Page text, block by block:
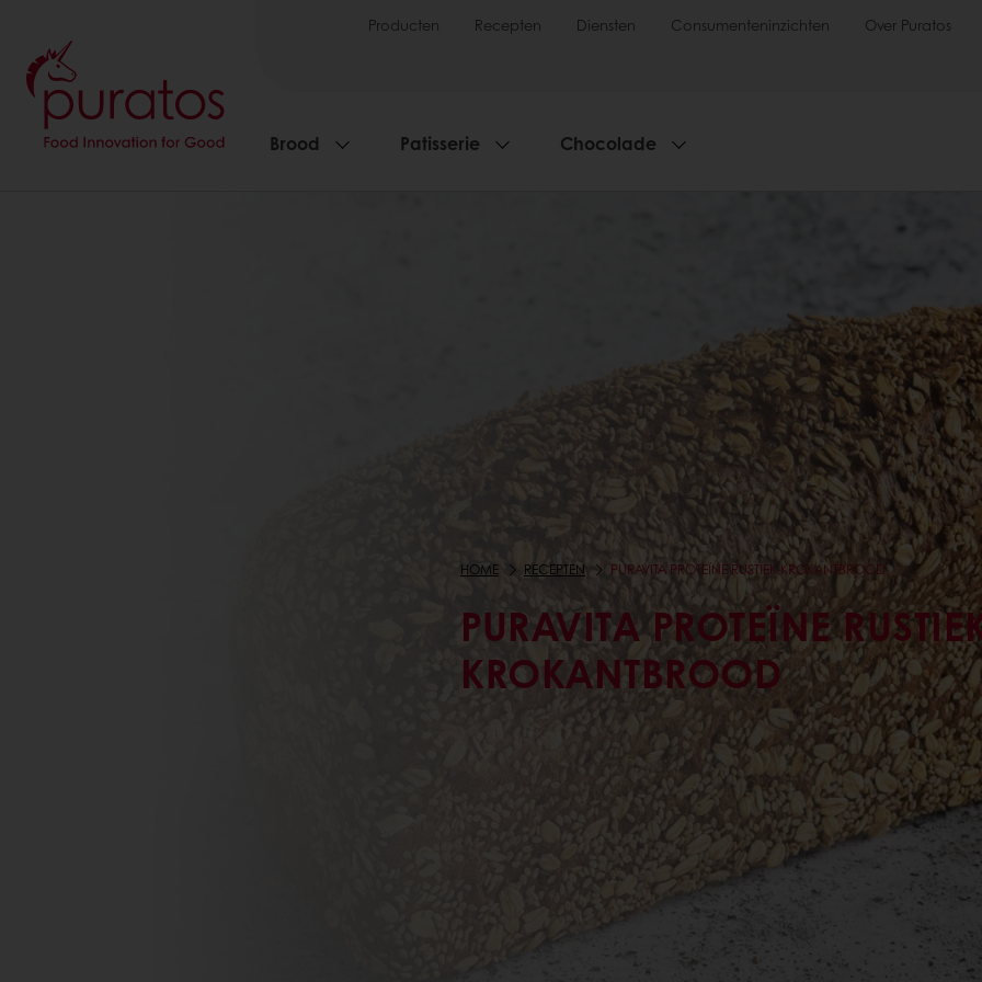
Producten Recepten Diensten Consumenteninzichten Over Puratos
Brood Patisserie Chocolade
HOME RECEPTEN PURAVITA PROTEÏNE RUSTIEK KROKANTBROOD
PURAVITA PROTEÏNE
KROKANTBROOD